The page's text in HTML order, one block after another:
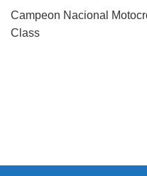
Campeon Nacional
Class